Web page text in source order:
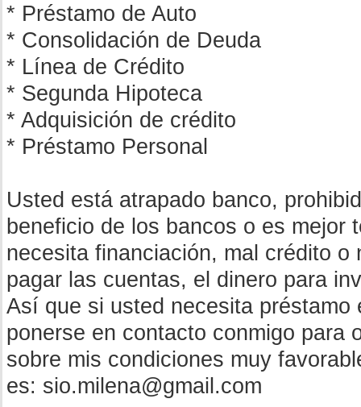
* Préstamo de Auto
* Consolidación de Deuda
* Línea de Crédito
* Segunda Hipoteca
* Adquisición de crédito
* Préstamo Personal
Usted está atrapado banco,
beneficio de los bancos o es mejor
necesita financiación, mal crédito o
pagar las cuentas, el dinero para
Así que si usted necesita préstamo
ponerse en contacto conmigo para
sobre mis condiciones muy
es: sio.milena@gmail.com